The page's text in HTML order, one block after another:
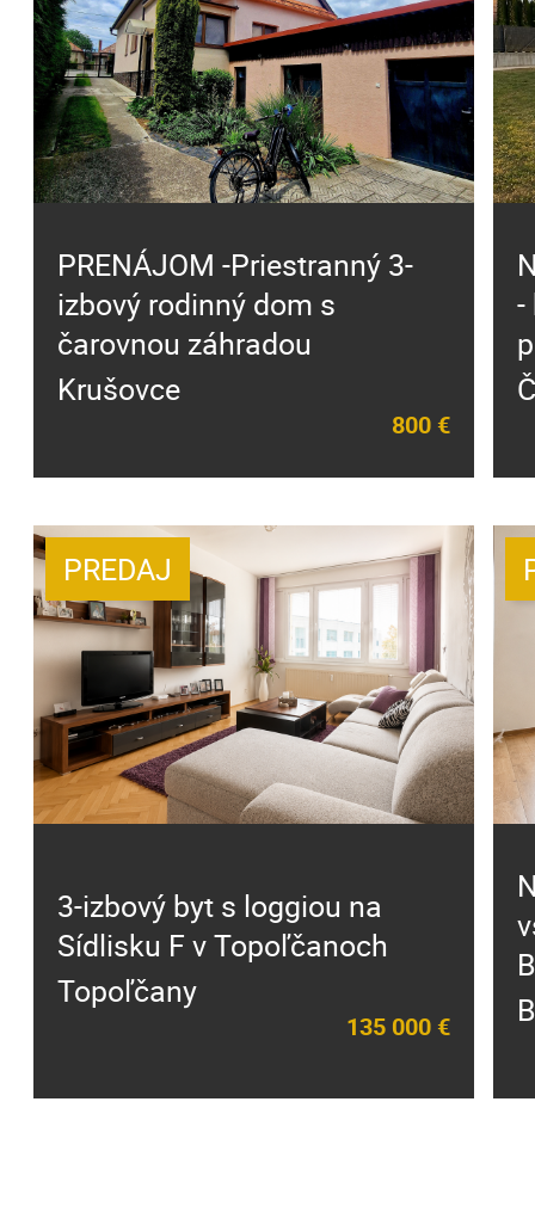
PRENÁJOM -Priestranný 3-
izbový rodinný dom s
čarovnou záhradou
Krušovce
800 €
-
3-izbový byt s loggiou na
Sídlisku F v Topoľčanoch
Topoľčany
135 000 €
PREDAJ